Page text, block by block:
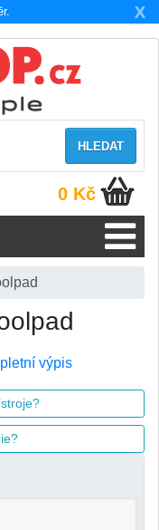
X
HLEDAT
0 Kč
výpis